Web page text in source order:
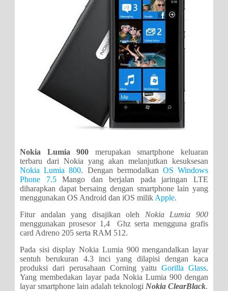
Nokia Lumia 900 merupakan smartphone keluaran
terbaru dari Nokia yang akan melanjutkan kesuksesan
Nokia Lumia 800. Dengan bermodalkan OS Windows
Phone 7.5Mango dan berjalan pada jaringan LTE
diharapkan dapat bersaing dengan smartphone lain yang
menggunakan OS Android dan iOS milik Apple.
Fitur andalan yang disajikan oleh Nokia Lumia 900
menggunakan prosesor 1,4 Ghz serta mengguna grafis
card Adreno 205 serta RAM 512.
Pada sisi display Nokia Lumia 900 mengandalkan layar
sentuh berukuran 4.3 inci yang dilapisi dengan kaca
produksi dari perusahaan Corning yaitu Gorilla Glass.
Yang membedakan layar pada Nokia Lumia 900 dengan
layar smartphone lain adalah teknologi Nokia ClearBlack.